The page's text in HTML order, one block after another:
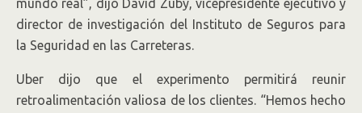
mundo real”, dijo David Zuby, vicepresidente ejecutivo y
director de investigación del Instituto de Seguros para
la Seguridad en las Carreteras.
Uber dijo que el experimento permitirá reunir
retroalimentación valiosa de los clientes. “Hemos hecho